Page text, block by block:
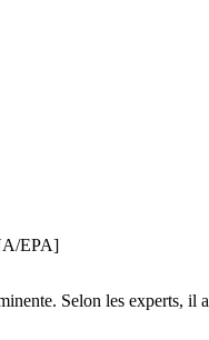
EPA]
Selon les experts, il